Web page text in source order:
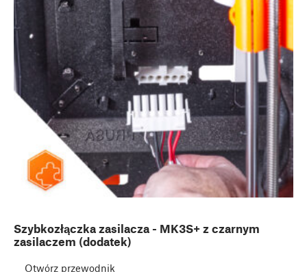
Szybkozłączka zasilacza - MK3S+ z czarnym
zasilaczem (dodatek)
Otwórz przewodnik